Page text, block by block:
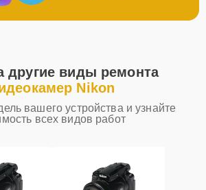
другие виды ремонта
Nikon
вашего устройства и узнайте
всех видов работ